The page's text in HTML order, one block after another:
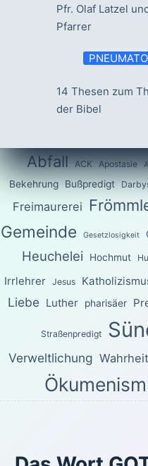
Pfr. Olaf Latzel
Pfarrer
14 Thesen zum
der Bibel
Abfall ACK Apostasie
Bekehrung Bußpredigt
Freimaurerei
Gemeinde Gesetzlosigkeit
Heuchelei Hochmut
Irrlehrer Jesus
Liebe Luther pharisäer
Straßenpredigt
Verweltlichung Wahrheit